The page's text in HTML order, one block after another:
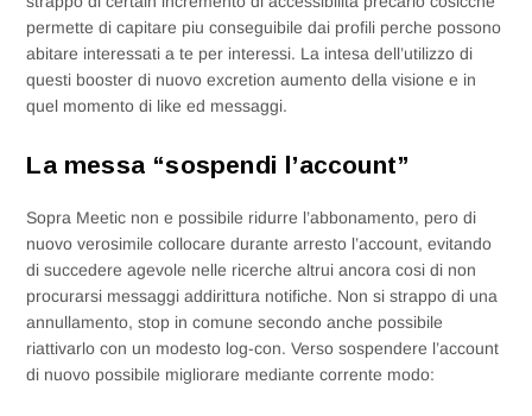
permette di capitare piu conseguibile dai profili perche possono
abitare interessati a te per interessi. La intesa dell’utilizzo di
questi booster di nuovo excretion aumento della visione e in
quel momento di like ed messaggi.
La messa “sospendi l’account”
Sopra Meetic non e possibile ridurre l’abbonamento, pero di
nuovo verosimile collocare durante arresto l’account, evitando
di succedere agevole nelle ricerche altrui ancora cosi di non
procurarsi messaggi addirittura notifiche. Non si strappo di una
annullamento, stop in comune secondo anche possibile
riattivarlo con un modesto log-con. Verso sospendere l’account
di nuovo possibile migliorare mediante corrente modo: